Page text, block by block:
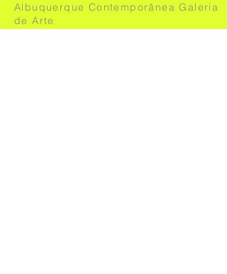
Albuquerque Contemporânea Galeria
de Arte